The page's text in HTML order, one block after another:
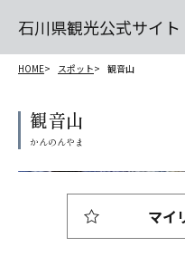
石川県観光公式サイト
HOME スポット 観音山
観音山
マイ